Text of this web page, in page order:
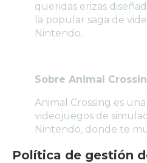
queridas erizas
la popular saga de
Nintendo.
Sobre Animal
Animal Crossing es
videojuegos de
Nintendo, donde te
una experiencia
Política de gestión